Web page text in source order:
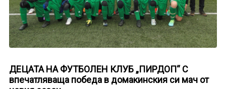
ДЕЦАТА НА ФУТБОЛЕН КЛУБ „ПИРДОП“ С
впечатляваща победа в домакинския си мач от